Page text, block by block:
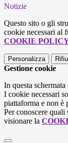
Notizie
Questo sito o gli
cookie necessari al
COOKIE
Personalizza
Gestione cookie
In questa
I cookie necessari
piattaforma e non è
Per conoscere
visionare la